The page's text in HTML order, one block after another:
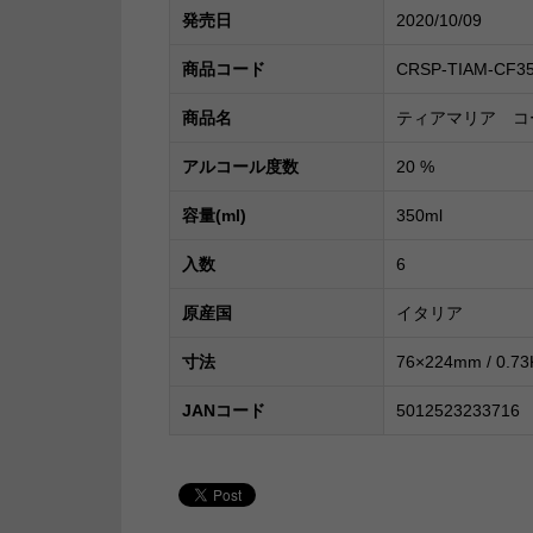
発売日 2020/10/09
商品コード CRSP-TIAM-
商品名 ティアマリア コ
アルコール度数 20 %
容量(ml) 350ml
入数 6
原産国 イタリア
寸法 76×224mm /
JANコード 5012523233716